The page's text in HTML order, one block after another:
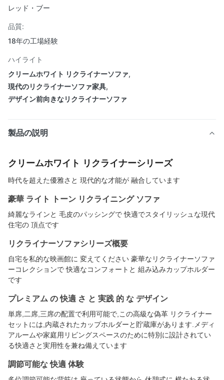
レッド・ブー
品質:
18年の工場経験
ハイライト
クリームホワイト リクライナーソファ,
現代のリクライナーソファ家具,
デザイン前向きなリクライナーソファ
製品の説明
クリームホワイト リクライナーシリーズ
時代を超えた優雅さと 現代的な才能が 融合しています
豪華 ライト トーン リクライニング ソファ
綺麗なラインと 毛皮のパッシングで 快適でスタイリッシュな現代
住宅の 頂点です
リクライナーソファシリーズ概要
自宅を私的な映画館に 変えてください 豪華なリクライナーソファ
ーコレクションで 快適なコンフォートと 組み込みカップホルダー
です
プレミアム の 快適 さ と 実践 的 な デザイン
単席,二席,三席の配置で利用可能で,この高級な偽革 リクライナー
セットには,内蔵されたカップホルダーと貯蔵庫があります.メディ
アルームや家庭用リビングスペースのために特別に設計されてい
る快適さと実用性を兼ね備えています
調節可能な 快適 体験